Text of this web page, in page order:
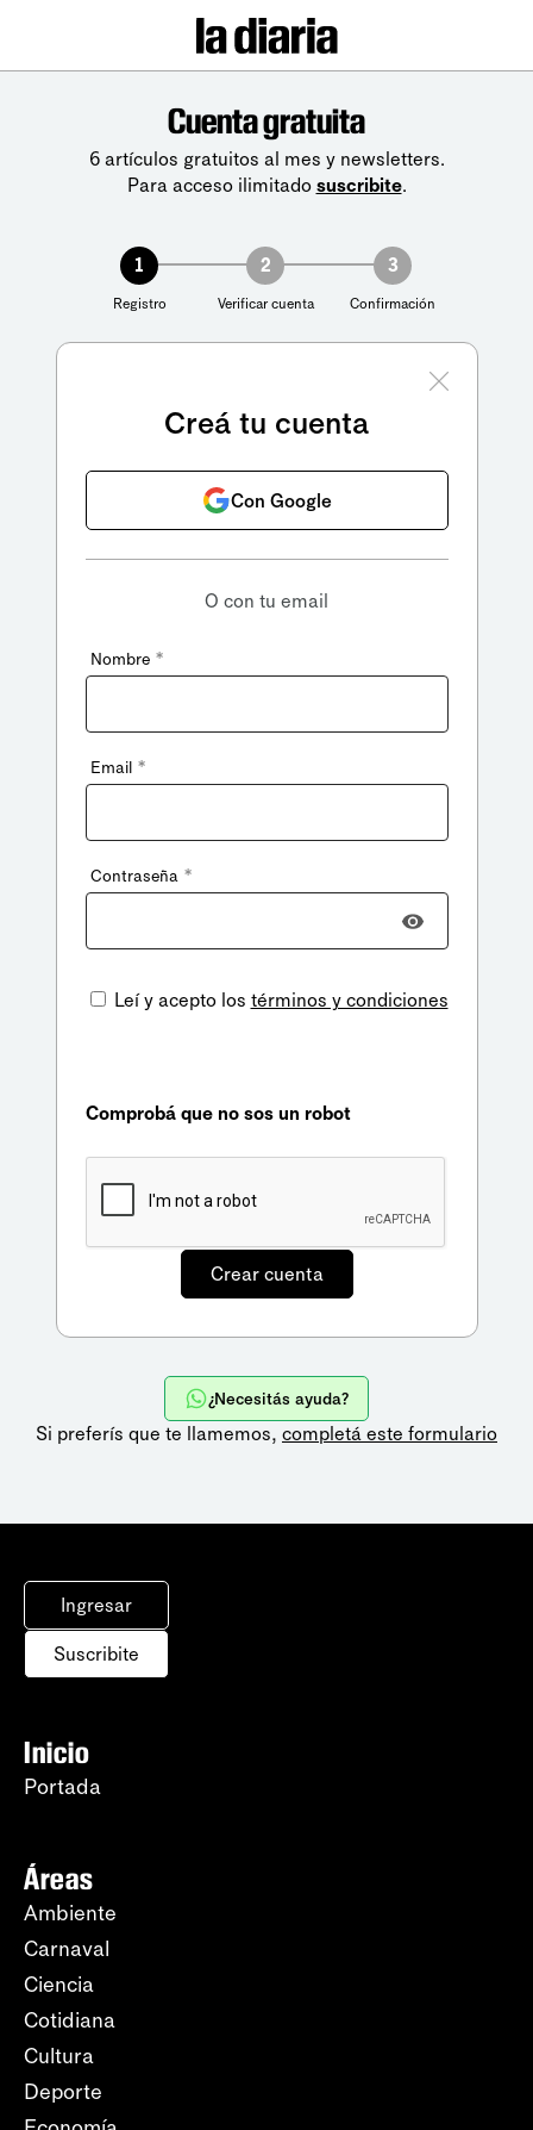
Cuenta gratuita
6 artículos gratuitos al mes y newsletters.
Para acceso ilimitado suscribite.
1
Registro
2
Verificar cuenta
3
Confirmación
Creá tu cuenta
Con Google
O con tu email
Nombre *
Email *
Contraseña *
Leí y acepto los términos y condiciones
Comprobá que no sos un robot
¿Necesitás ayuda?
Si preferís que te llamemos, completá este formulario
Ingresar
Suscribite
Inicio
Portada
Áreas
Ambiente
Carnaval
Ciencia
Cotidiana
Cultura
Deporte